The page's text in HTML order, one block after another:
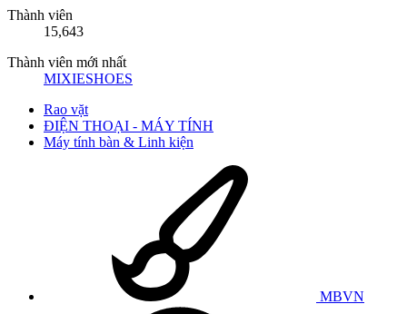
Thành viên
15,643
Thành viên mới nhất
MIXIESHOES
Rao vặt
ĐIỆN THOẠI - MÁY TÍNH
Máy tính bàn & Linh kiện
MBVN